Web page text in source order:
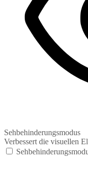
Sehbehinderungsmodus
Verbessert die visuellen